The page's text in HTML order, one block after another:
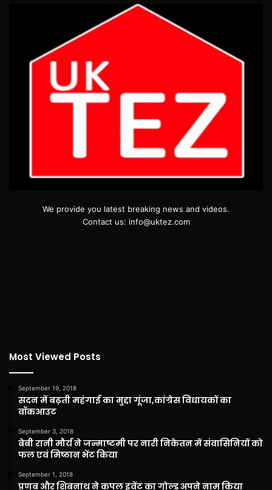
We provide you latest breaking news and videos.
Contact us: info@uktez.com
Most Viewed Posts
September 19, 2018
सदन में बढ़ती महंगाई का मुद्दा गूंजा,कांग्रेस विधायकों का
वॉकआउट
September 3, 2018
बेबी रानी मौर्य ने जन्माष्टमी पर नारी निकेतन में संवासिनियों को
फल एवं मिष्ठान भेंट किया
September 1, 2018
प्रणब और शिबनाथ ने कपल इवेंट का गोल्ड अपने नाम किया